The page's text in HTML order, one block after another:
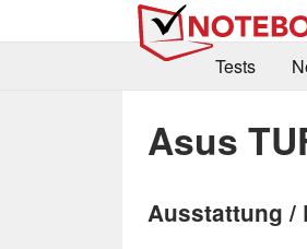
Tests
Asus
Ausstattung /